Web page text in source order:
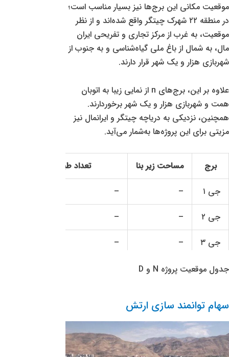
موقعیت مکانی این برج‌ها نیز بسیار مناسب است؛
در منطقه ۲۲ شهرک چیتگر واقع شده‌اند و از نظر
موقعیت، به غرب از مرکز تجاری و تفریحی ایران
مال، به شمال از باغ ملی گیاه‌شناسی و به جنوب از
شهربازی هزار و یک شهر قرار دارند.
علاوه بر این، برج‌های n از نمایی زیبا به اتوبان
همت و شهربازی هزار و یک شهر برخوردارند.
همچنین، نزدیکی به دریاچه چیتگر و ایرانمال نیز
مزیتی برای این پروژه‌ها به‌شمار می‌آید.
برج مساحت زیر بنا
تعداد طبقات مسکونی
جی ۱
–
–
جی ۲
–
–
جی ۳
–
–
B
متفاوت
D
– ۲۱ طبقه مسکونی <br> ۴ طبقه پارکینگ
جدول موقعیت پروژه N و D
سهام توانمند سازی ارتش